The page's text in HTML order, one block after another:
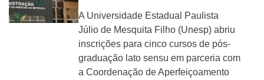
A Universidade Estadual Paulista
Júlio de Mesquita Filho (Unesp) abriu
inscrições para cinco cursos de pós-
graduação lato sensu em parceria com
a Coordenação de Aperfeiçoamento